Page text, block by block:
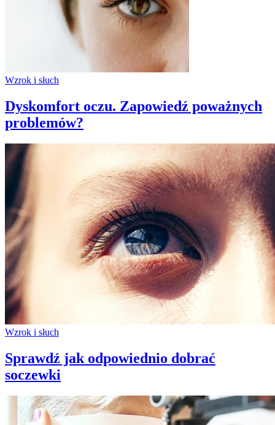
Wzrok i słuch
Dyskomfort oczu. Zapowiedź poważnych
problemów?
Wzrok i słuch
Sprawdź jak odpowiednio dobrać
soczewki